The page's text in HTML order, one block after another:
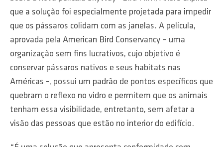
que a solução foi especialmente projetada para impedir
que os pássaros colidam com as janelas. A película,
aprovada pela American Bird Conservancy – uma
organização sem fins lucrativos, cujo objetivo é
conservar pássaros nativos e seus habitats nas
Américas -, possui um padrão de pontos específicos que
quebram o reflexo no vidro e permitem que os animais
tenham essa visibilidade, entretanto, sem afetar a
visão das pessoas que estão no interior do edifício.